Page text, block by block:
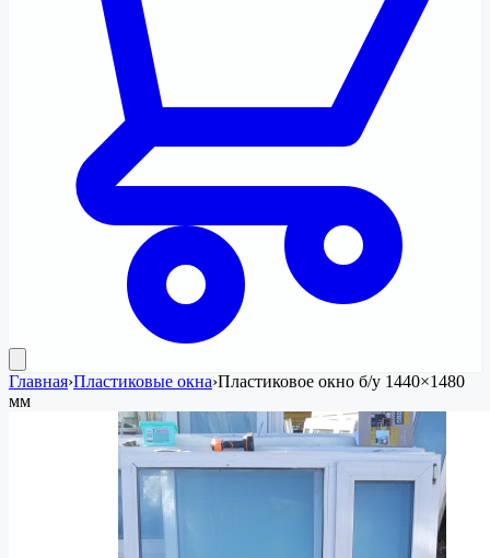
Главная›Пластиковые окна›Пластиковое окно б/у 1440×1480
мм